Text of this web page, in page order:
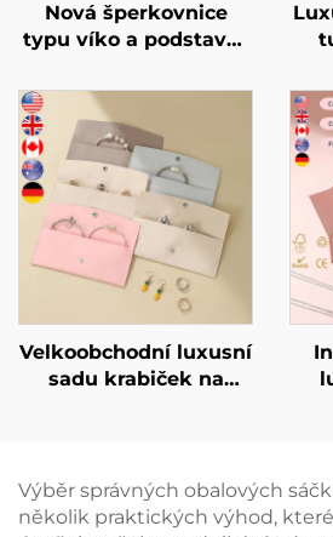
Nová šperkovnice
typu víko a podstavec
obdélníková
šperkovnice s
jednoduchým vzorem
pro ukládání prstenů a
náhrdelníků
–
Velkoobchodní luxusní
sadu krabiček na
a náušnice, krabička s
třídou pro balení,
Výběr správných obalových
několik praktických výhod,